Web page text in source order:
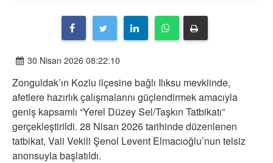
30 Nisan 2026 08:22:10
Zonguldak’ın Kozlu ilçesine bağlı Ilıksu mevkiinde,
afetlere hazırlık çalışmalarını güçlendirmek amacıyla
geniş kapsamlı “Yerel Düzey Sel/Taşkın Tatbikatı”
gerçekleştirildi. 28 Nisan 2026 tarihinde düzenlenen
tatbikat, Vali Vekili Şenol Levent Elmacıoğlu’nun telsiz
anonsuyla başlatıldı.